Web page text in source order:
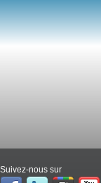
Suivez-nous sur